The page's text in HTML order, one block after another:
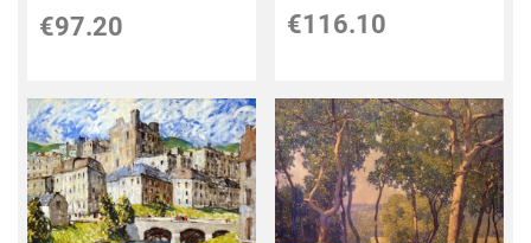
€97.20 €116.10